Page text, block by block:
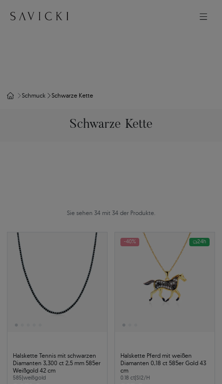
Schmuck Schwarze Kette
Schwarze Kette
Sie sehen 34 mit 34 der Produkte.
Halskette Tennis mit schwarzen
Diamanten 3,300 ct 2,5 mm 585er
Weißgold 42 cm
585|weißgold
-40% 24h
Halskette Pferd mit weißen
Diamanten 0,18 ct 585er Gold 43
cm
0.18 ct|SI2/H